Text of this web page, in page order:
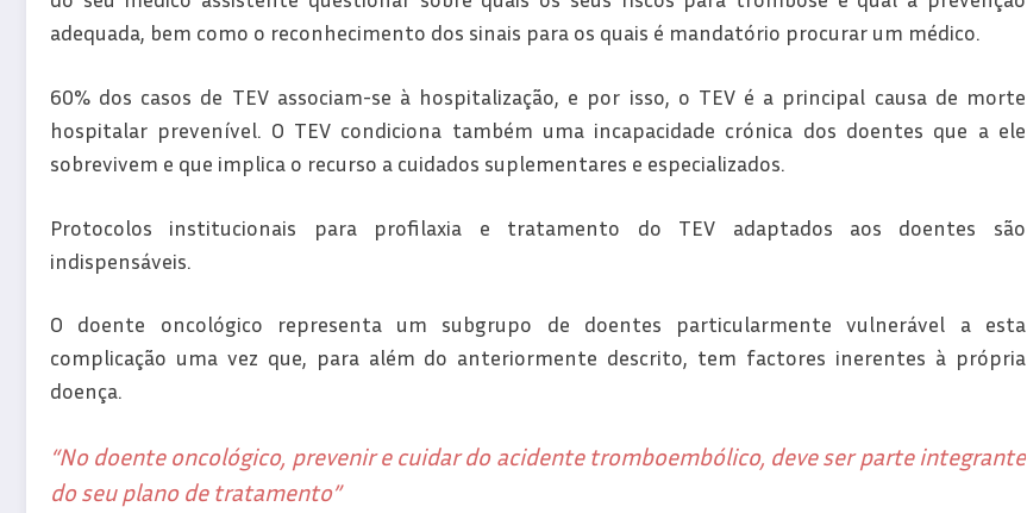
adequada, bem como o reconhecimento dos sinais para os quais é mandatório procurar um médico.
60% dos casos de TEV associam-se à hospitalização, e por isso, o TEV é a principal causa de morte
hospitalar prevenível. O TEV condiciona também uma incapacidade crónica dos doentes que a ele
sobrevivem e que implica o recurso a cuidados suplementares e especializados.
Protocolos institucionais para profilaxia e tratamento do TEV adaptados aos doentes são
indispensáveis.
O doente oncológico representa um subgrupo de doentes particularmente vulnerável a esta
complicação uma vez que, para além do anteriormente descrito, tem factores inerentes à própria
doença.
“No doente oncológico, prevenir e cuidar do acidente tromboembólico, deve ser parte integrante
do seu plano de tratamento”